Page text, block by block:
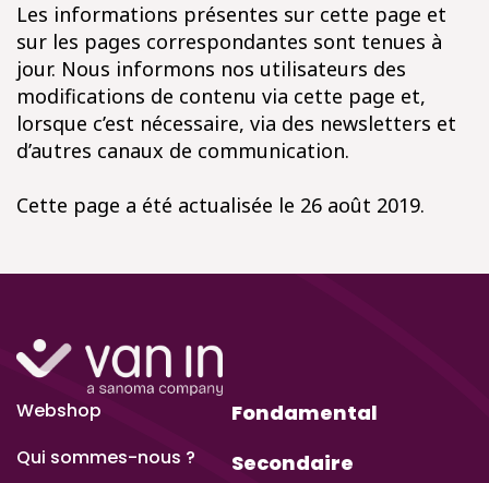
Les informations présentes sur cette page et
sur les pages correspondantes sont tenues à
jour. Nous informons nos utilisateurs des
modifications de contenu via cette page et,
lorsque c’est nécessaire, via des newsletters et
d’autres canaux de communication.
Cette page a été actualisée le 26 août 2019.
Webshop
Qui sommes-nous ?
Fondamental
Secondaire